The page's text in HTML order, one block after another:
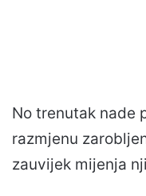
No trenutak nade
razmjenu
zauvijek mijenja